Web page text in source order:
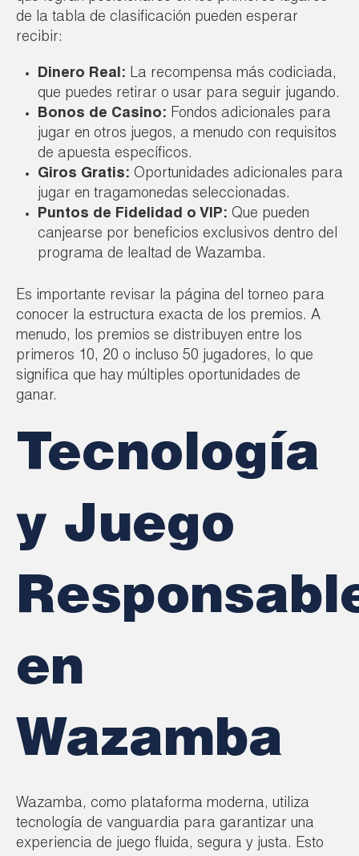
de la tabla de clasificación pueden esperar
recibir:
Dinero Real: La recompensa más codiciada,
que puedes retirar o usar para seguir jugando.
Bonos de Casino: Fondos adicionales para
jugar en otros juegos, a menudo con requisitos
de apuesta específicos.
Giros Gratis: Oportunidades adicionales para
jugar en tragamonedas seleccionadas.
Puntos de Fidelidad o VIP: Que pueden
canjearse por beneficios exclusivos dentro del
programa de lealtad de Wazamba.
Es importante revisar la página del torneo para
conocer la estructura exacta de los premios. A
menudo, los premios se distribuyen entre los
primeros 10, 20 o incluso 50 jugadores, lo que
significa que hay múltiples oportunidades de
ganar.
Tecnología
y Juego
en
Wazamba
Wazamba, como plataforma moderna, utiliza
tecnología de vanguardia para garantizar una
experiencia de juego fluida, segura y justa. Esto